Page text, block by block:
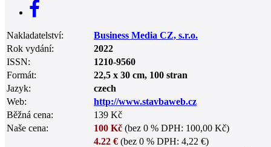
Nakladatelství:
Business Media CZ, s.r.o.
Rok vydání:
2022
ISSN:
1210-9560
Formát:
22,5 x 30 cm, 100 stran
Jazyk:
czech
Web:
http://www.stavbaweb.cz
Běžná cena:
139 Kč
Naše cena:
100 Kč (bez 0 % DPH: 100,00 Kč)
4.22 € (bez 0 % DPH: 4,22 €)